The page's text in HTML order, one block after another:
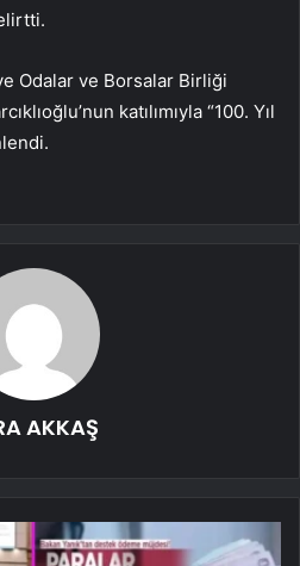
Odalar ve Borsalar Birliği
katılımıyla “100. Yıl
AKKAŞ